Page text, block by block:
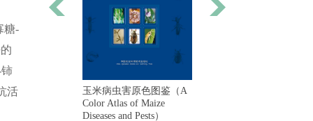
糖-
活
诊治原色图鉴
玉米病虫害原色图鉴（A
Color Atlas of Maize
Diseases and Pests）